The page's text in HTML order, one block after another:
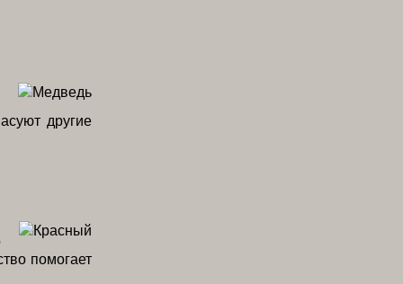
другие
помогает